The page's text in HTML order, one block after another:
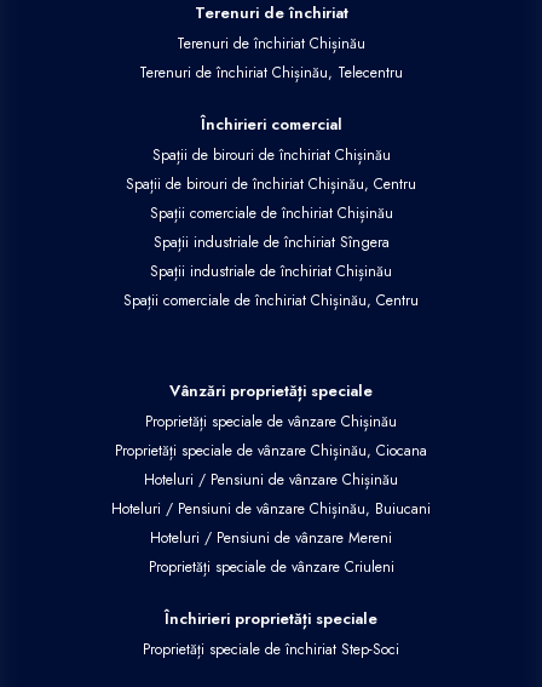
Terenuri de închiriat
Terenuri de închiriat Chișinău
Terenuri de închiriat Chișinău, Telecentru
Închirieri comercial
Spații de birouri de închiriat Chișinău
Spații de birouri de închiriat Chișinău, Centru
Spații comerciale de închiriat Chișinău
Spații industriale de închiriat Sîngera
Spații industriale de închiriat Chișinău
Spații comerciale de închiriat Chișinău, Centru
Vânzări proprietăți speciale
Proprietăți speciale de vânzare Chișinău
Proprietăți speciale de vânzare Chișinău, Ciocana
Hoteluri / Pensiuni de vânzare Chișinău
Hoteluri / Pensiuni de vânzare Chișinău, Buiucani
Hoteluri / Pensiuni de vânzare Mereni
Proprietăți speciale de vânzare Criuleni
Închirieri proprietăți speciale
Proprietăți speciale de închiriat Step-Soci